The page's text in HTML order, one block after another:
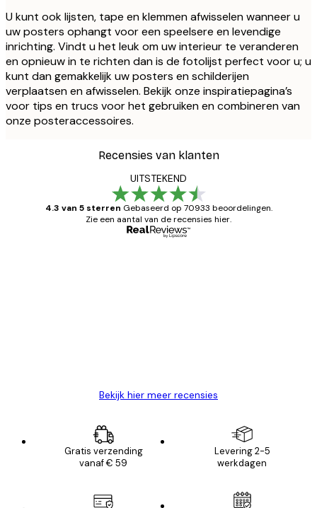
U kunt ook lijsten, tape en klemmen afwisselen wanneer u
uw posters ophangt voor een speelsere en levendige
inrichting. Vindt u het leuk om uw interieur te veranderen
en opnieuw in te richten dan is de fotolijst perfect voor u; u
kunt dan gemakkelijk uw posters en schilderijen
verplaatsen en afwisselen. Bekijk onze inspiratiepagina’s
voor tips en trucs voor het gebruiken en combineren van
onze posteraccessoires.
Recensies van klanten
UITSTEKEND
4.3 van 5 sterren Gebaseerd op 70933 beoordelingen.
Zie een aantal van de recensies hier.
Bekijk hier meer recensies
Gratis verzending
vanaf € 59
Levering 2-5
werkdagen